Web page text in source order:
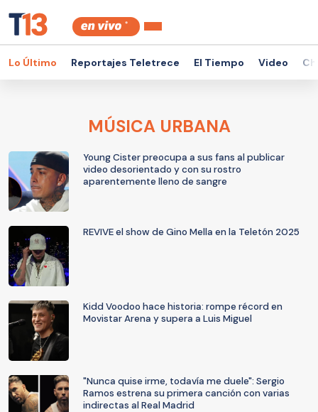
Lo Último Reportajes Teletrece El Tiempo Video
MÚSICA URBANA
Young Cister preocupa a sus fans al publicar
video desorientado y con su rostro
aparentemente lleno de sangre
REVIVE el show de Gino Mella en la Teletón 2025
Kidd Voodoo hace historia: rompe récord en
Movistar Arena y supera a Luis Miguel
"Nunca quise irme, todavía me duele": Sergio
Ramos estrena su primera canción con varias
indirectas al Real Madrid